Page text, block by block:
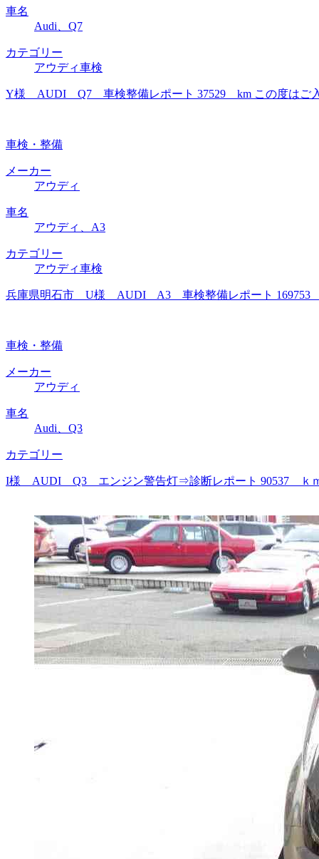
車名
Audi、Q7
カテゴリー
アウディ車検
Y様 AUDI Q7 車検整備レポート 37529 km この度はご入
車検・整備
メーカー
アウディ
車名
アウディ、A3
カテゴリー
アウディ車検
兵庫県明石市 U様 AUDI A3 車検整備レポート 169753
車検・整備
メーカー
アウディ
車名
Audi、Q3
カテゴリー
I様 AUDI Q3 エンジン警告灯⇒診断レポート 90537 ｋｍ